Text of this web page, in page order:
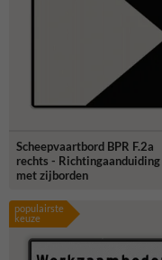
Scheepvaartbord BPR F.2a
rechts - Richtingaanduiding
met zijborden
populairste
keuze